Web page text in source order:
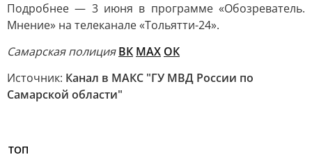
Подробнее — 3 июня в программе «Обозреватель.
Мнение» на телеканале «Тольятти-24».
Самарская полиция ВК MAX ОК
Источник: Канал в МАКС "ГУ МВД России по
Самарской области"
ТОП